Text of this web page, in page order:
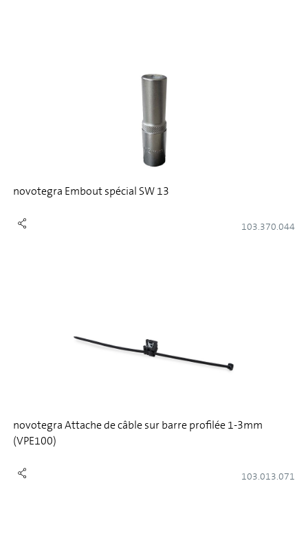
novotegra Embout spécial SW 13
103.370.044
novotegra Attache de câble sur barre profilée 1-3mm
(VPE100)
103.013.071